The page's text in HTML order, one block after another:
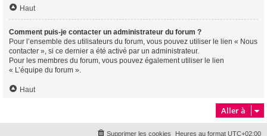
Haut
Comment puis-je contacter un administrateur du forum ?
Pour l’ensemble des utilisateurs du forum, vous pouvez utiliser le lien « Nous
contacter », si ce dernier a été activé par un administrateur.
Pour les membres du forum, vous pouvez également utiliser le lien
« L’équipe du forum ».
Haut
Aller à
Heures au format UTC+02:00
Supprimer les cookies